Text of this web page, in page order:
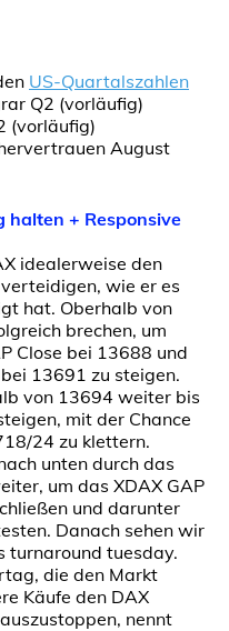
US-Quartalszahlen
Q2 (vorläufig)
(vorläufig)
August
halten + Responsive
idealerweise den
wie er es
hat. Oberhalb von
brechen, um
Close bei 13688 und
13691 zu steigen.
von 13694 weiter bis
mit der Chance
24 zu klettern.
unten durch das
um das XDAX GAP
und darunter
Danach sehen wir
turnaround tuesday.
die den Markt
Käufe den DAX
nennt